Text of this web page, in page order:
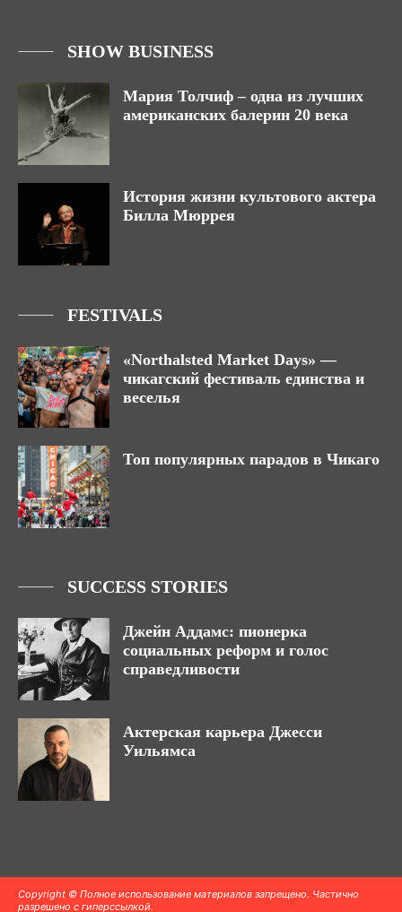
SHOW BUSINESS
Мария Толчиф – одна из лучших
американских балерин 20 века
История жизни культового актера
Билла Мюррея
FESTIVALS
«Northalsted Market Days» —
чикагский фестиваль единства и
веселья
Топ популярных парадов в Чикаго
SUCCESS STORIES
Джейн Аддамс: пионерка
социальных реформ и голос
справедливости
Актерская карьера Джесси
Уильямса
Copyright © Полное использование материалов запрещено. Частично
разрешено с гиперссылкой.